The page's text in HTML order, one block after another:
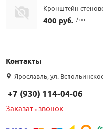
Кронштейн
400 руб. / шт.
Контакты
Ярославль, ул.
+7 (930) 114-04-06
Заказать звонок